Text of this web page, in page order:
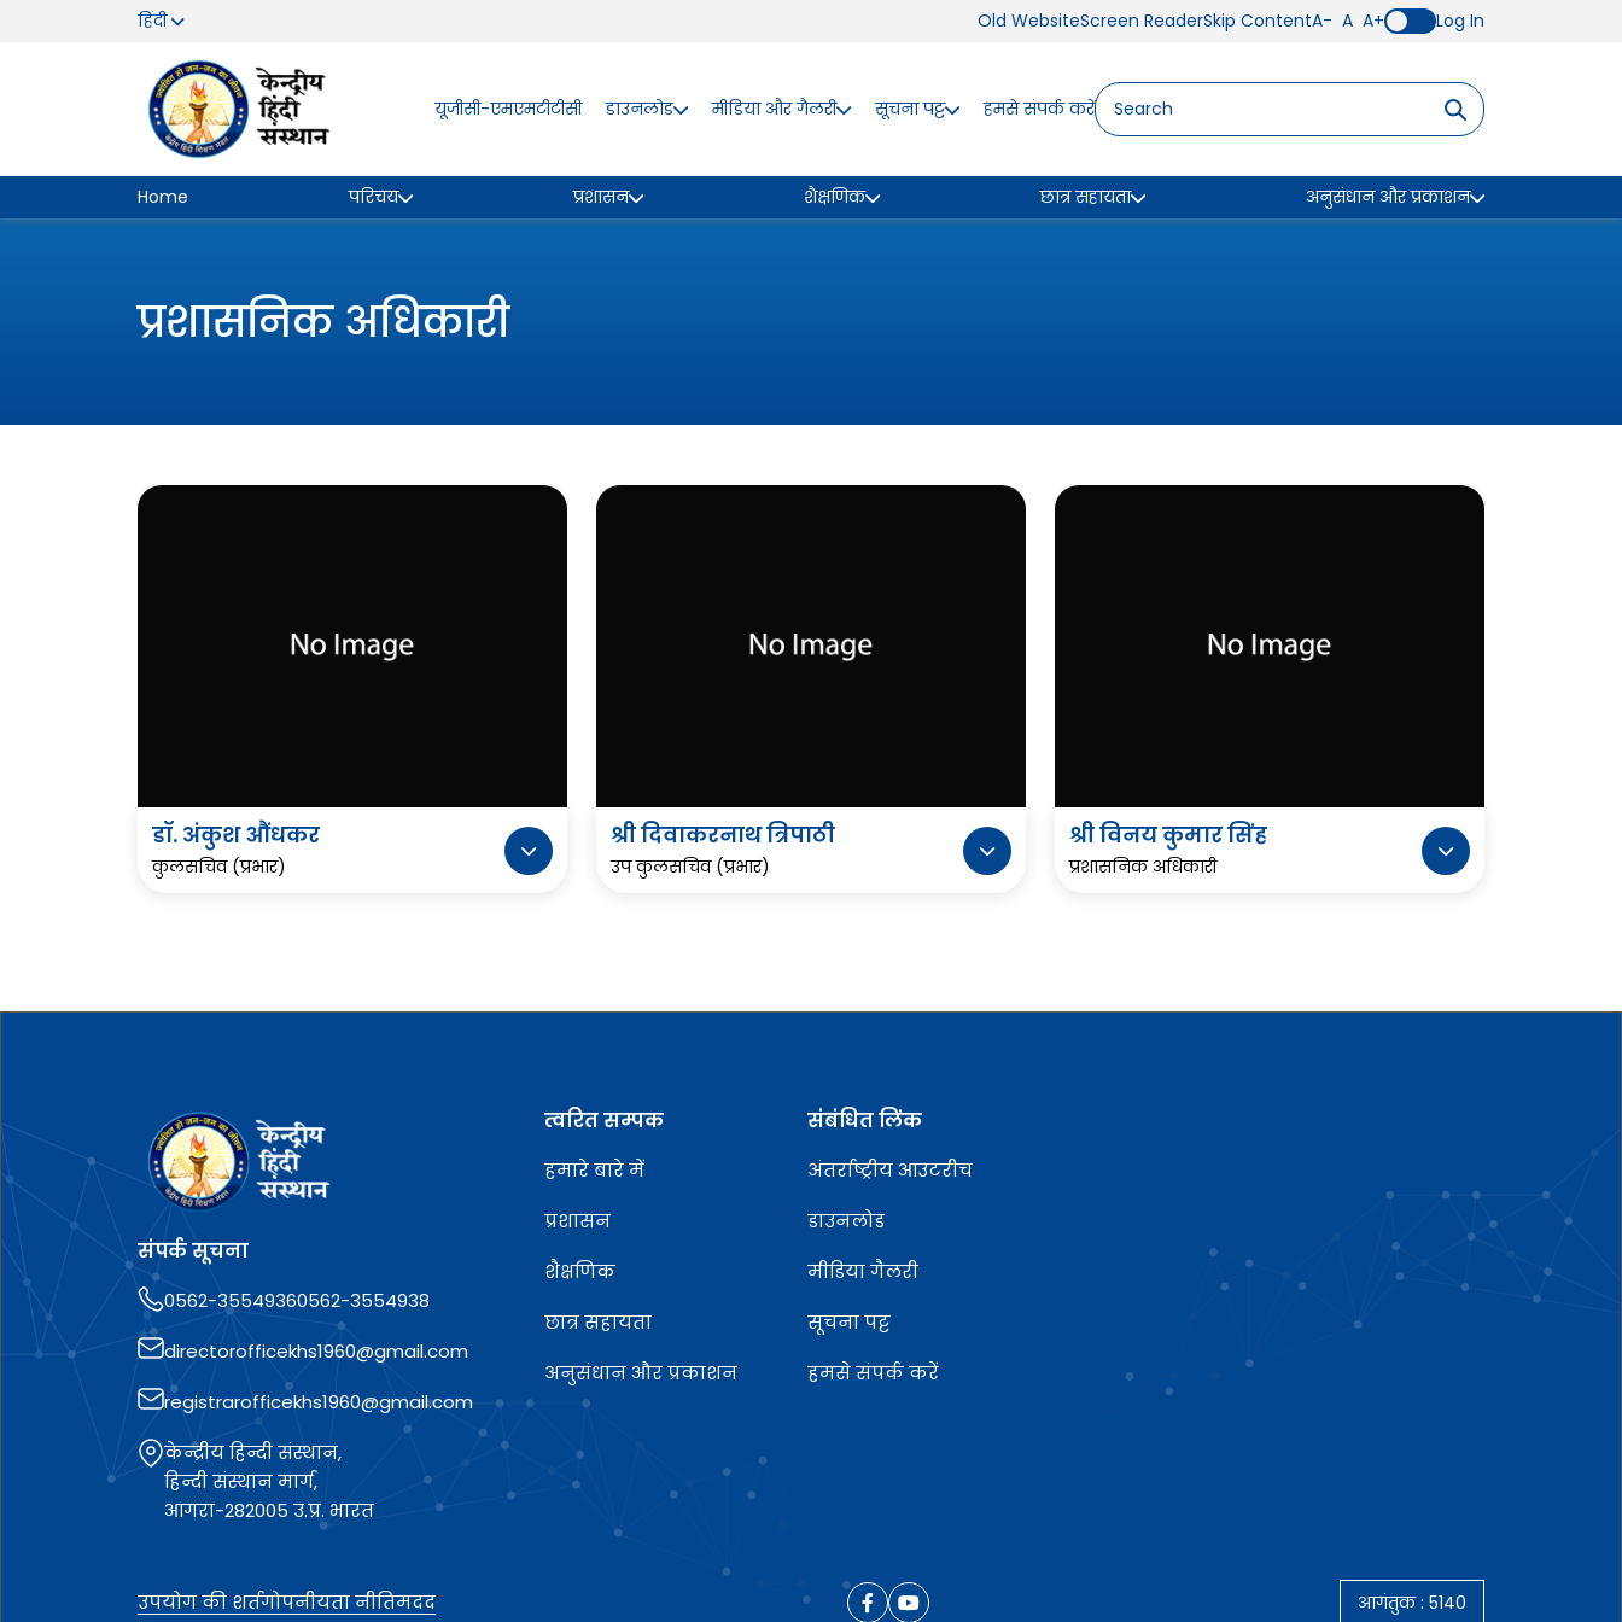
हिंदी Old WebsiteScreen ReaderSkip ContentA- A A+ Log In
यूजीसी-एमएमटीटीसी डाउनलोड मीडिया और गैलरी सूचना पट्ट हमसे संपर्क करें
Home परिचय प्रशासन शैक्षणिक छात्र सहायता अनुसंधान और प्रकाशन
प्रशासनिक अधिकारी
डॉ. अंकुश औंधकर
कुलसचिव (प्रभार)
श्री दिवाकरनाथ त्रिपाठी
उप कुलसचिव (प्रभार)
श्री विनय कुमार सिंह
प्रशासनिक अधिकारी
संपर्क सूचना
0562-35549360562-3554938
directorofficekhs1960@gmail.com
registrarofficekhs1960@gmail.com
केन्द्रीय हिन्दी संस्थान,
हिन्दी संस्थान मार्ग,
आगरा-282005 उ.प्र. भारत
त्वरित सम्पक
हमारे बारे में
प्रशासन
शैक्षणिक
छात्र सहायता
अनुसंधान और प्रकाशन
संबंधित लिंक
अंतर्राष्ट्रीय आउटरीच
डाउनलोड
मीडिया गैलरी
सूचना पट्ट
हमसे संपर्क करें
उपयोग की शर्तगोपनीयता नीतिमदद आगंतुक : 5140